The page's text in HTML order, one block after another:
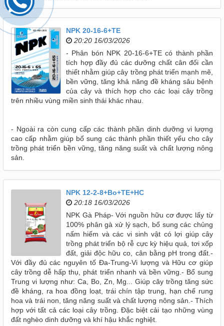
NPK 20-16-6+TE
20:20 16/03/2026
- Phân bón NPK 20-16-6+TE có thành phần
tích hợp đầy đủ các dưỡng chất cân đối cần
thiết nhằm giúp cây trồng phát triển mạnh mẽ,
bền vững, tăng khả năng đề kháng sâu bệnh
của cây và thích hợp cho các loại cây trồng
trên nhiều vùng miền sinh thái khác nhau.
- Ngoài ra còn cung cấp các thành phần dinh dưỡng vi lượng
cao cấp nhằm giúp bổ sung các thành phần thiết yếu cho cây
trồng phát triển bền vững, tăng năng suất và chất lượng nông
sản.
NPK 12-2-8+Bo+TE+HC
20:18 16/03/2026
NPK Gà Pháp- Với nguồn hữu cơ được lấy từ
100% phân gà xử lý sạch, bổ sung các chủng
nấm hiếm và các vi sinh vật có lợi giúp cây
trồng phát triển bộ rễ cực kỳ hiệu quả, tơi xốp
đất, giải độc hữu co, cân bằng pH trong đất.-
Với đầy đủ các nguyên tố Đa-Trung-Vi lượng và Hữu cơ giúp
cây trồng dễ hấp thụ, phát triển nhanh và bền vững.- Bổ sung
Trung vi lượng như: Ca, Bo, Zn, Mg... Giúp cây trồng tăng sức
đề kháng, ra hoa đồng loạt, trái chín tập trung, hạn chế rung
hoa và trái non, tăng năng suất và chất lượng nông sản.- Thích
hợp với tất cả các loại cây trồng. Đặc biệt cải tạo những vùng
đất nghèo dinh dưỡng và khí hậu khắc nghiệt.